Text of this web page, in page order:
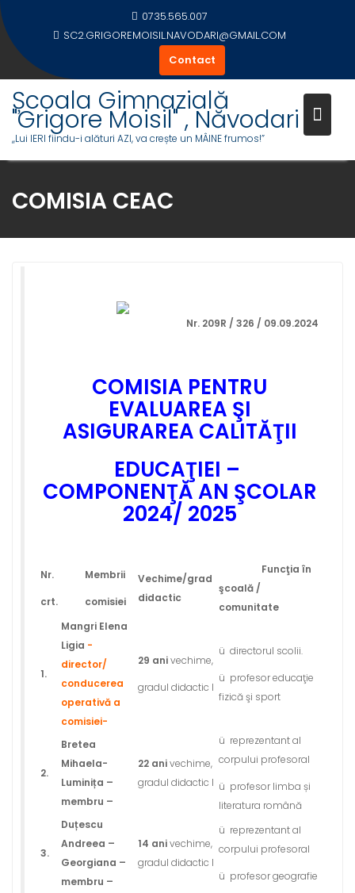
Skip
to
content
0735.565.007
SC2.GRIGOREMOISIL.NAVODARI@GMAIL.COM
Contact
Școala Gimnazială
"Grigore Moisil" , Năvodari
,,Lui IERI fiindu-i alături AZI, va crește un MÂINE frumos!”
COMISIA CEAC
Nr. 209R / 326 / 09.09.2024
COMISIA PENTRU
EVALUAREA ŞI
ASIGURAREA CALITĂŢII
EDUCAŢIEI –
COMPONENŢĂAN ŞCOLAR
2024/ 2025
Nr.
crt.
Membrii
comisiei
Vechime/grad
didactic
Funcţia în
şcoală /
comunitate
1.
Mangri Elena
Ligia -
director/
conducerea
operativă a
comisiei-
29 anivechime,
gradul didactic I
ü directorul scolii.
ü profesor educaţie
fizică şi sport
2.
Bretea
Mihaela-
Luminița –
membru –
22 anivechime,
gradul didactic I
ü reprezentant al
corpului profesoral
ü profesor limba și
literatura română
3.
Duțescu
Andreea –
Georgiana –
membru –
14 anivechime,
gradul didactic I
ü reprezentant al
corpului profesoral
ü profesor geografie